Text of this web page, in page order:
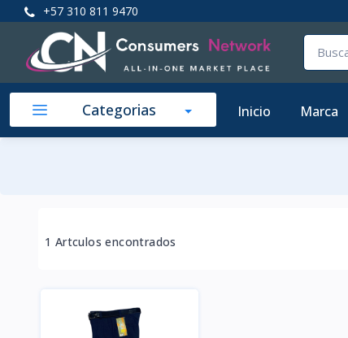
+57 310 811 9470
Categorias Inicio Marca
1 Artculos encontrados